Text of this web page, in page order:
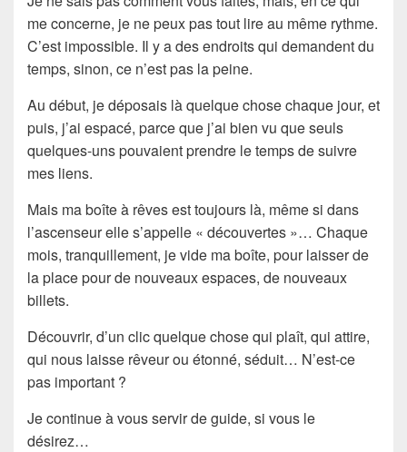
me concerne, je ne peux pas tout lire au même rythme.
C’est impossible. Il y a des endroits qui demandent du
temps, sinon, ce n’est pas la peine.
Au début, je déposais là quelque chose chaque jour, et
puis, j’ai espacé, parce que j’ai bien vu que seuls
quelques-uns pouvaient prendre le temps de suivre
mes liens.
Mais ma boîte à rêves est toujours là, même si dans
l’ascenseur elle s’appelle « découvertes »… Chaque
mois, tranquillement, je vide ma boîte, pour laisser de
la place pour de nouveaux espaces, de nouveaux
billets.
Découvrir, d’un clic quelque chose qui plaît, qui attire,
qui nous laisse rêveur ou étonné, séduit… N’est-ce
pas important ?
Je continue à vous servir de guide, si vous le
désirez…